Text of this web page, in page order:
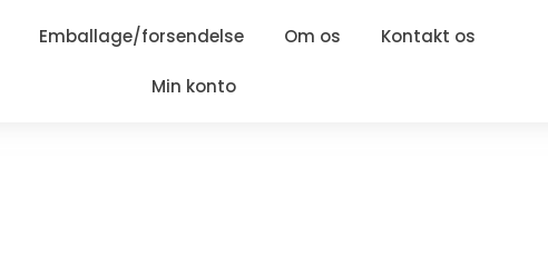
Emballage/forsendelse Om os Kontakt os
Min konto